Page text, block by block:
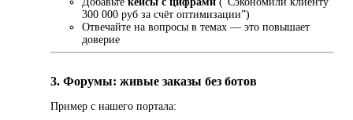
300 000 руб за счёт оптимизации”)
Отвечайте на вопросы в темах — это повышает
доверие
3. Форумы: живые заказы без ботов
Пример с нашего портала: